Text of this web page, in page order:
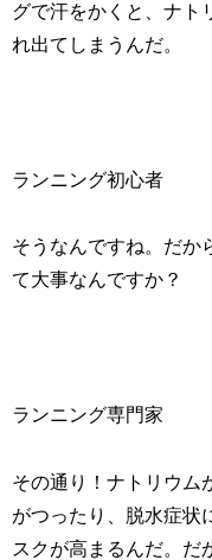
グで汗をかくと、ナト
れ出てしまうんだ。
ランニング初心者
そうなんですね。だか
て大事なんですか？
ランニング専門家
その通り！ナトリウム
がつったり、脱水症状
スクが高まるんだ。だ